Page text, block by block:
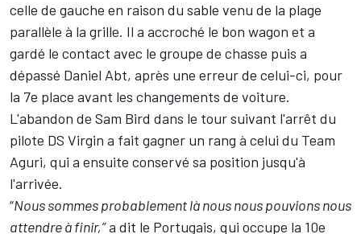
celle de gauche en raison du sable venu de la plage
parallèle à la grille. Il a accroché le bon wagon et a
gardé le contact avec le groupe de chasse puis a
dépassé Daniel Abt, après une erreur de celui-ci, pour
la 7e place avant les changements de voiture.
L'abandon de Sam Bird dans le tour suivant l'arrêt du
pilote DS Virgin a fait gagner un rang à celui du Team
Aguri, qui a ensuite conservé sa position jusqu'à
l'arrivée.
“Nous sommes probablement là nous nous pouvions nous
attendre à finir,”a dit le Portugais, qui occupe la 10e